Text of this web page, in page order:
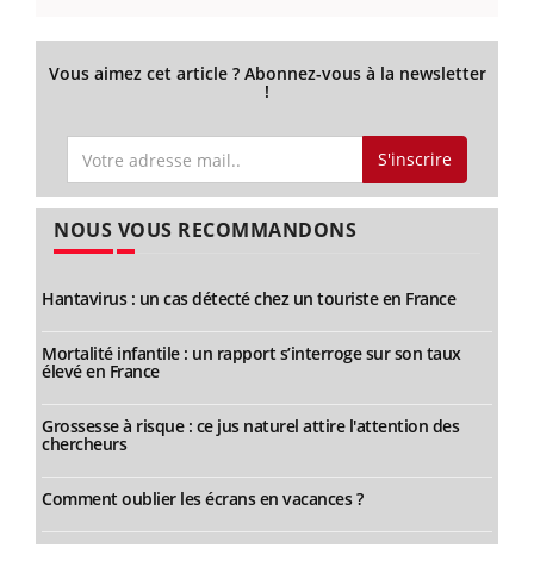
Vous aimez cet article ? Abonnez-vous à la newsletter
!
S'inscrire
NOUS VOUS RECOMMANDONS
Hantavirus : un cas détecté chez un touriste en France
Mortalité infantile : un rapport s’interroge sur son taux
élevé en France
Grossesse à risque : ce jus naturel attire l'attention des
chercheurs
Comment oublier les écrans en vacances ?